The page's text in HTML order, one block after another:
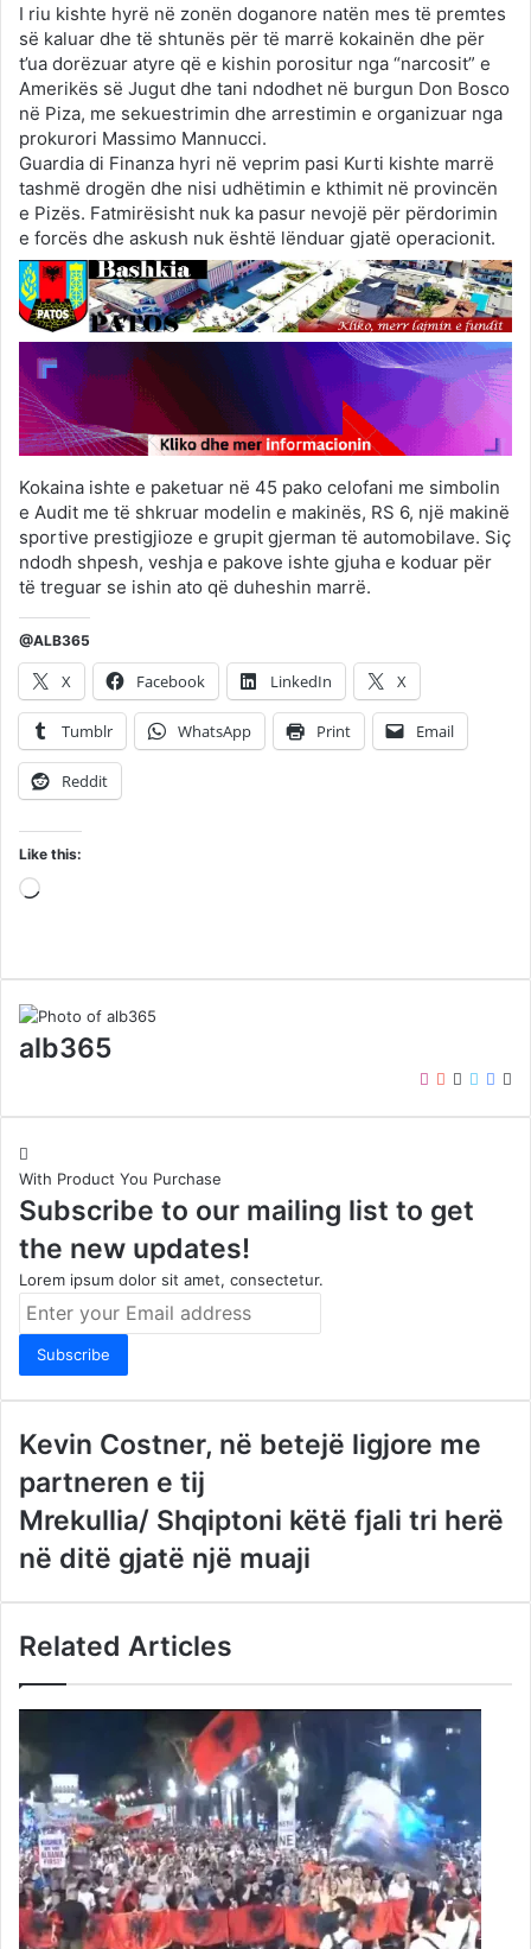
I riu kishte hyrë në zonën doganore natën mes të premtes
së kaluar dhe të shtunës për të marrë kokainën dhe për
t’ua dorëzuar atyre që e kishin porositur nga “narcosit” e
Amerikës së Jugut dhe tani ndodhet në burgun Don Bosco
në Piza, me sekuestrimin dhe arrestimin e organizuar nga
prokurori Massimo Mannucci.
Guardia di Finanza hyri në veprim pasi Kurti kishte marrë
tashmë drogën dhe nisi udhëtimin e kthimit në provincën
e Pizës. Fatmirësisht nuk ka pasur nevojë për përdorimin
e forcës dhe askush nuk është lënduar gjatë operacionit.
Kokaina ishte e paketuar në 45 pako celofani me simbolin
e Audit me të shkruar modelin e makinës, RS 6, një makinë
sportive prestigjioze e grupit gjerman të automobilave. Siç
ndodh shpesh, veshja e pakove ishte gjuha e koduar për
të treguar se ishin ato që duheshin marrë.
@ALB365
X Facebook LinkedIn X
Tumblr WhatsApp Print Email
Reddit
Like this:
Loading…
alb365
Twitter
LinkedIn
YouTube
Instagram
With Product You Purchase
Subscribe to our mailing list to get
the new updates!
Lorem ipsum dolor sit amet, consectetur.
Enter
Email
address
Kevin Costner, në betejë ligjore me
partneren e tij
Mrekullia/ Shqiptoni këtë fjali tri herë
në ditë gjatë një muaji
Related Articles